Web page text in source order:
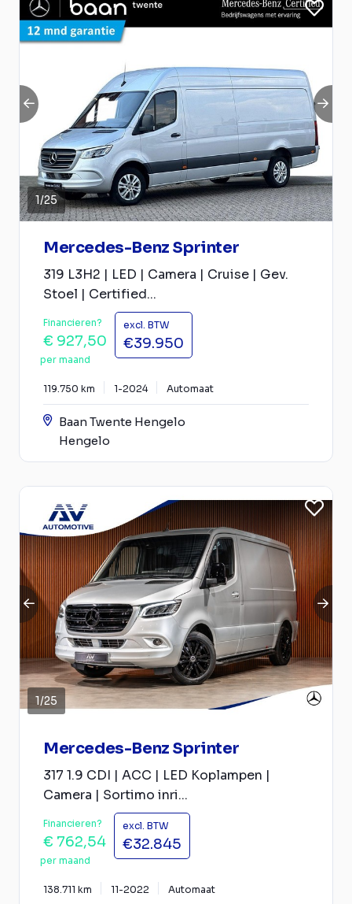
1/25
Mercedes-Benz Sprinter
319 L3H2 | LED | Camera | Cruise | Gev.
Stoel | Certified...
Financieren?
€ 927,50
per maand
excl. BTW
€39.950
119.750 km 1-2024 Automaat
Baan Twente Hengelo
Hengelo
1/25
Mercedes-Benz Sprinter
317 1.9 CDI | ACC | LED Koplampen |
Camera | Sortimo inri...
Financieren?
€ 762,54
per maand
excl. BTW
€32.845
138.711 km 11-2022 Automaat